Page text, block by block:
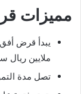
مميزات
ملايين ريال
تصل مدة